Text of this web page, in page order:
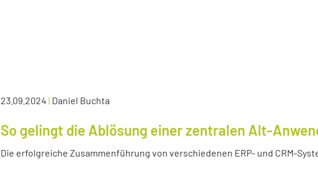
23.09.2024 | Daniel Buchta
So gelingt die Ablösung einer zentralen Alt-
Die erfolgreiche Zusammenführung von verschiedenen ERP- und CRM-